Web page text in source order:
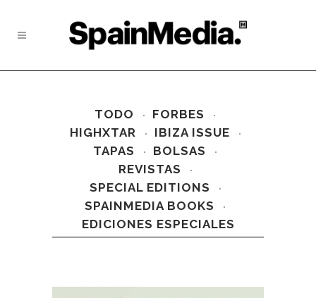
TODO
FORBES
HIGHXTAR
IBIZA ISSUE
TAPAS
BOLSAS
REVISTAS
SPECIAL EDITIONS
SPAINMEDIA BOOKS
EDICIONES ESPECIALES